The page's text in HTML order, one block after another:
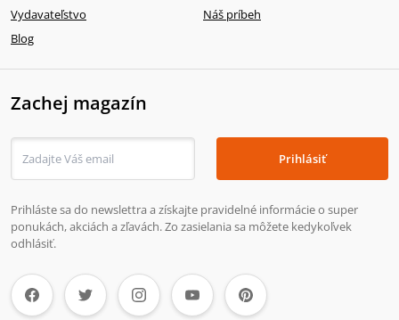
Vydavateľstvo
Náš príbeh
Blog
Zachej magazín
Prihlásiť
Prihláste sa do newslettra a získajte pravidelné informácie o super
ponukách, akciách a zľavách. Zo zasielania sa môžete kedykoľvek
odhlásiť.